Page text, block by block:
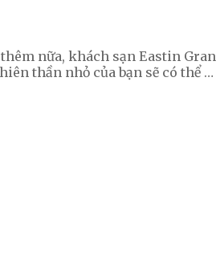
nữa, khách sạn Eastin
thần nhỏ của bạn sẽ có thể …